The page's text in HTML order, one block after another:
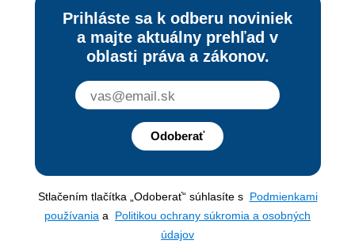
Prihláste sa k odberu noviniek
a majte aktuálny prehľad v
oblasti práva a zákonov.
Odoberať
Stlačením tlačítka „Odoberať“ súhlasíte s Podmienkami
používania a Politikou ochrany súkromia a osobných
údajov